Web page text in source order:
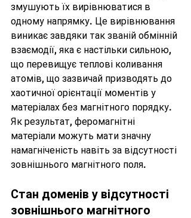
змушують їх вирівнюватися в
одному напрямку. Це вирівнювання
виникає завдяки так званій обмінній
взаємодії, яка є настільки сильною,
що перевищує теплові коливання
атомів, що зазвичай призводять до
хаотичної орієнтації моментів у
матеріалах без магнітного порядку.
Як результат, феромагнітні
матеріали можуть мати значну
намагніченість навіть за відсутності
зовнішнього магнітного поля.
Стан доменів у відсутності
зовнішнього магнітного